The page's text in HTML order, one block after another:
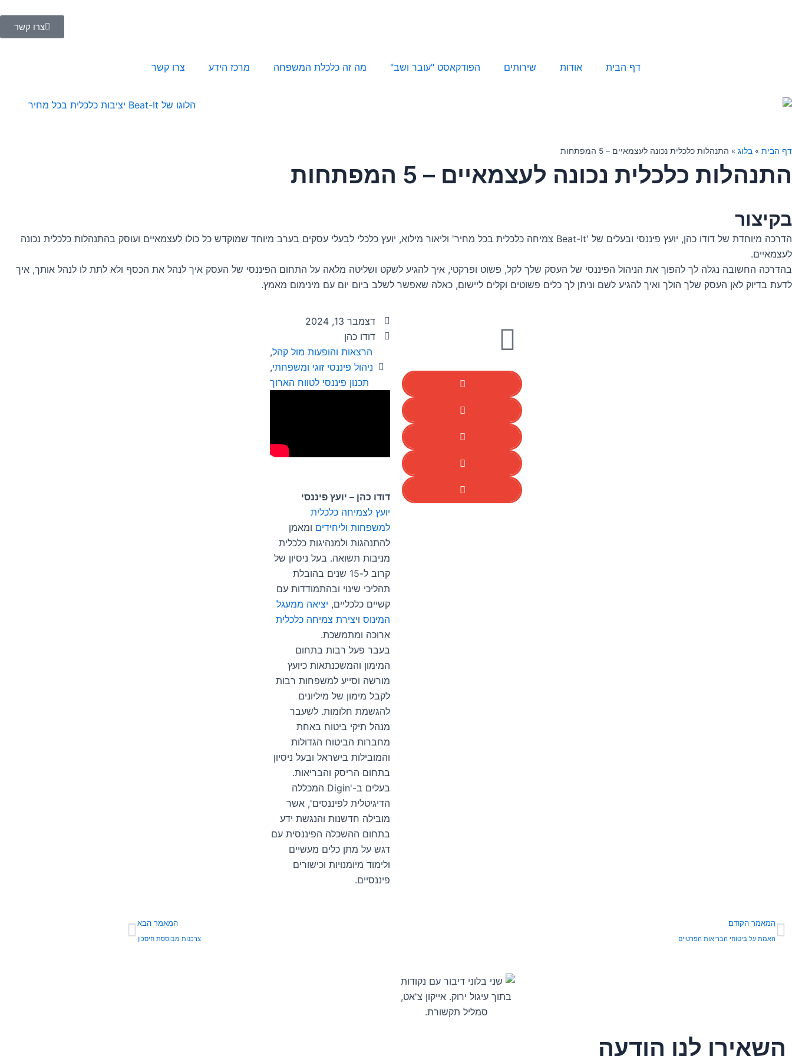
צרו קשר
דף הבית אודות שירותים הפודקאסט "עובר ושב" מה זה כלכלת המשפחה מרכז הידע צרו קשר
דף הבית » בלוג » התנהלות כלכלית נכונה לעצמאיים – 5 המפתחות
התנהלות כלכלית נכונה לעצמאיים – 5 המפתחות
בקיצור
הדרכה מיוחדת של דודו כהן, יועץ פיננסי ובעלים של 'Beat-It צמיחה כלכלית בכל מחיר' וליאור מילוא, יועץ כלכלי לבעלי עסקים בערב מיוחד שמוקדש כל כולו לעצמאיים ועוסק בהתנהלות כלכלית נכונה
לעצמאיים.
בהדרכה החשובה נגלה לך להפוך את הניהול הפיננסי של העסק שלך לקל, פשוט ופרקטי, איך להגיע לשקט ושליטה מלאה על התחום הפיננסי של העסק איך לנהל את הכסף ולא לתת לו לנהל אותך, איך
לדעת בדיוק לאן העסק שלך הולך ואיך להגיע לשם וניתן לך כלים פשוטים וקלים ליישום, כאלה שאפשר לשלב ביום יום עם מינימום מאמץ.
דצמבר 13, 2024
דודו כהן
הרצאות והופעות מול קהל,
ניהול פיננסי זוגי ומשפחתי,
תכנון פיננסי לטווח הארוך
דודו כהן – יועץ פיננסי
יועץ לצמיחה כלכלית
למשפחות וליחידים ומאמן
להתנהגות ולמנהיגות כלכלית
מניבות תשואה. בעל ניסיון של
קרוב ל-15 שנים בהובלת
תהליכי שינוי ובהתמודדות עם
קשיים כלכליים, יציאה ממעגל
המינוסויצירת צמיחה כלכלית
ארוכה ומתמשכת.
בעבר פעל רבות בתחום
המימון והמשכנתאות כיועץ
מורשה וסייע למשפחות רבות
לקבל מימון של מיליונים
להגשמת חלומות. לשעבר
מנהל תיקי ביטוח באחת
מחברות הביטוח הגדולות
והמובילות בישראל ובעל ניסיון
בתחום הריסק והבריאות.
בעלים ב-'Digin המכללה
הדיגיטלית לפיננסים', אשר
מובילה חדשנות והנגשת ידע
בתחום ההשכלה הפיננסית עם
דגש על מתן כלים מעשיים
ולימוד מיומנויות וכישורים
פיננסיים.
קודם
המאמר הקודם
האמת על ביטוחי הבריאות הפרטיים
המאמר הבא
צרכנות מבוססת חיסכון
הבא
השאירו לנו הודעה